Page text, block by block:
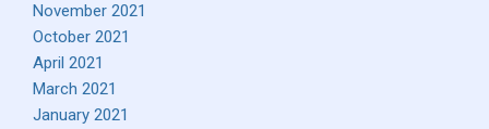
November 2021
October 2021
April 2021
March 2021
January 2021